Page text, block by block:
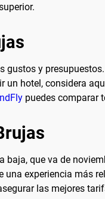
y
hotel, considera
puedes comparar
que va de
experiencia más
las mejores